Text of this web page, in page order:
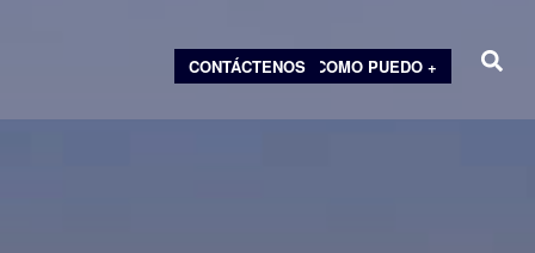
COMO PUEDO +
CONTÁCTENOS